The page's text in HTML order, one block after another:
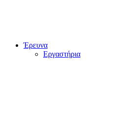
Έρευνα
Εργαστήρια